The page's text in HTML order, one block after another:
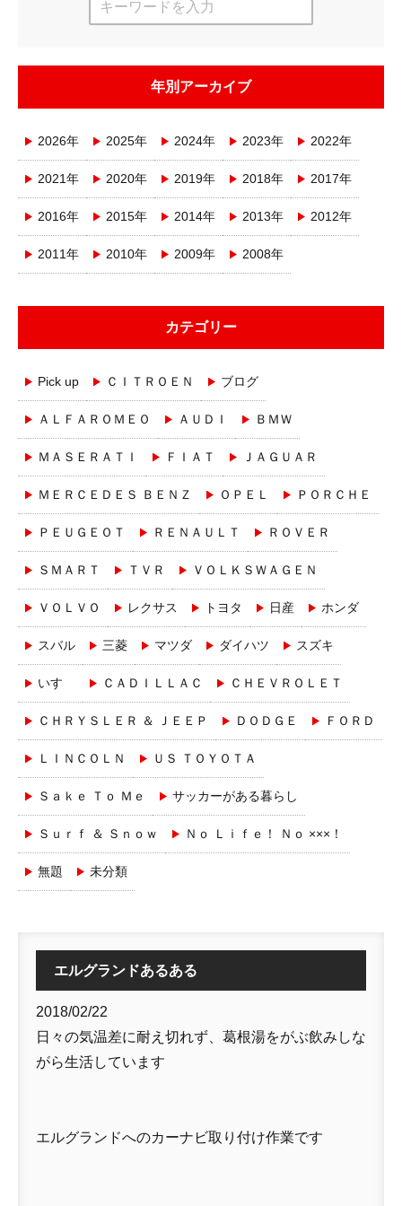
年別アーカイブ
2026年 2025年 2024年 2023年 2022年
2021年 2020年 2019年 2018年 2017年
2016年 2015年 2014年 2013年 2012年
2011年 2010年 2009年 2008年
カテゴリー
Pick up ＣＩＴＲＯＥＮ ブログ
ＡＬＦＡＲＯＭＥＯ ＡＵＤＩ ＢＭＷ
ＭＡＳＥＲＡＴＩ ＦＩＡＴ ＪＡＧＵＡＲ
ＭＥＲＣＥＤＥＳ ＢＥＮＺ ＯＰＥＬ ＰＯＲＣＨＥ
ＰＥＵＧＥＯＴ ＲＥＮＡＵＬＴ ＲＯＶＥＲ
ＳＭＡＲＴ ＴＶＲ ＶＯＬＫＳＷＡＧＥＮ
ＶＯＬＶＯ レクサス トヨタ 日産 ホンダ
スバル 三菱 マツダ ダイハツ スズキ
いすゞ ＣＡＤＩＬＬＡＣ ＣＨＥＶＲＯＬＥＴ
ＣＨＲＹＳＬＥＲ ＆ ＪＥＥＰ ＤＯＤＧＥ ＦＯＲＤ
ＬＩＮＣＯＬＮ ＵＳ ＴＯＹＯＴＡ
Ｓａｋｅ Ｔｏ Ｍｅ サッカーがある暮らし
Ｓｕｒｆ ＆ Ｓｎｏｗ Ｎｏ Ｌｉｆｅ！ Ｎｏ ×××！
無題 未分類
エルグランドあるある
2018/02/22
日々の気温差に耐え切れず、葛根湯をがぶ飲みしな
がら生活しています
エルグランドへのカーナビ取り付け作業です